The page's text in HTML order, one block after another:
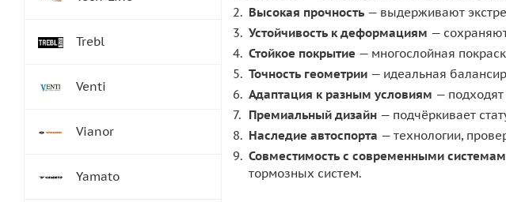
Высокая прочность — выдерживают
Устойчивость к деформациям —
Стойкое покрытие — многослойная
Точность геометрии — идеальная
Адаптация к разным условиям — подходят
Премиальный дизайн — подчёркивает
Наследие автоспорта — технологии,
Совместимость с современными
тормозных систем.
Trebl
Venti
Vianor
Yamato